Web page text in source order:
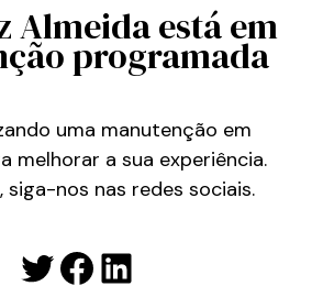
Almeida está em
programada
uma manutenção em
melhorar a sua experiência.
siga-nos nas redes sociais.
Twitter
Facebook
LinkedIn